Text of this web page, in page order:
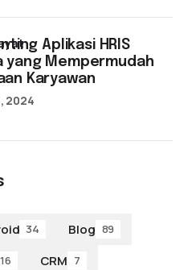
Aplikasi HRIS
yang Mempermudah
Karyawan
2024
34 Blog 89
16 CRM 7